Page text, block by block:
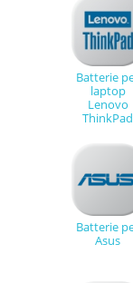
Batterie
laptop
Lenovo
ThinkPad
Batterie
Asus